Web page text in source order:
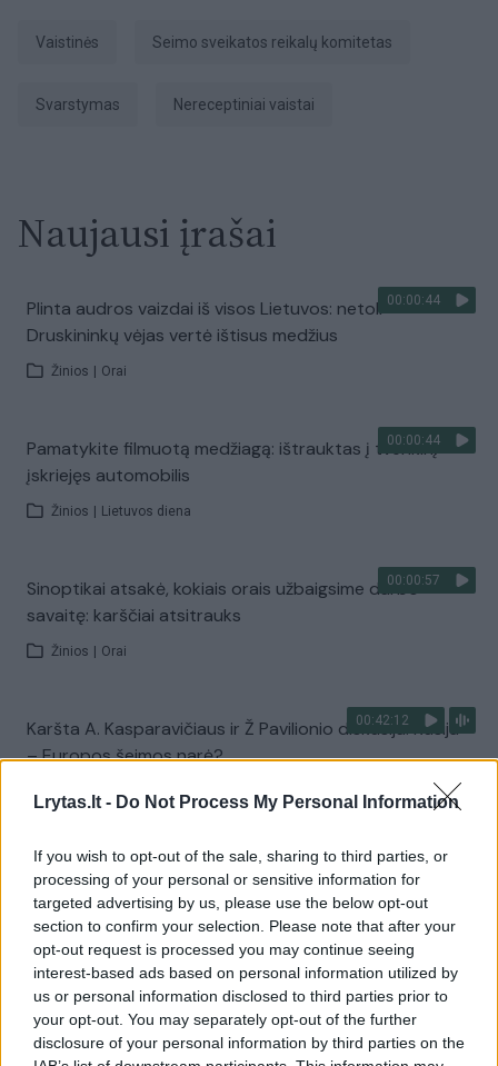
Lrytas.lt - Do Not Process My Personal Information
If you wish to opt-out of the sale, sharing to third parties, or
processing of your personal or sensitive information for
targeted advertising by us, please use the below opt-out
section to confirm your selection. Please note that after your
opt-out request is processed you may continue seeing
interest-based ads based on personal information utilized by
us or personal information disclosed to third parties prior to
your opt-out. You may separately opt-out of the further
disclosure of your personal information by third parties on the
vaistinės Seimo sveikatos reikalų komitetas
svarstymas nereceptiniai vaistai
Naujausi įrašai
00:00:44
Plinta audros vaizdai iš visos Lietuvos: netoli
Druskininkų vėjas vertė ištisus medžius
Žinios Orai
00:00:44
Pamatykite filmuotą medžiagą: ištrauktas į tvenkinį
įskriejęs automobilis
Žinios Lietuvos diena
00:00:57
Sinoptikai atsakė, kokiais orais užbaigsime darbo
savaitę: karščiai atsitrauks
Žinios Orai
00:42:12
Karšta A. Kasparavičiaus ir Ž Pavilionio diskusija: Rusija
– Europos šeimos narė?
Lietuva tiesiogiai
Visi įrašai
Žiūrimiausi įrašai
00:00:30
Vaizdai iš tragiškos avarijos Vilniaus r.: dviejų moterų ir